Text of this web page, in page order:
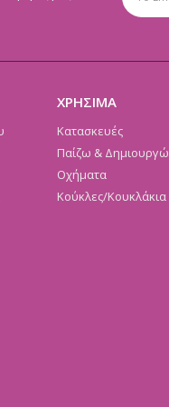
ΧΡΗΣΙΜΑ
Κατασκευές
Παίζω & Δημιουργώ
Οχήματα
Κούκλες/Κουκλάκια